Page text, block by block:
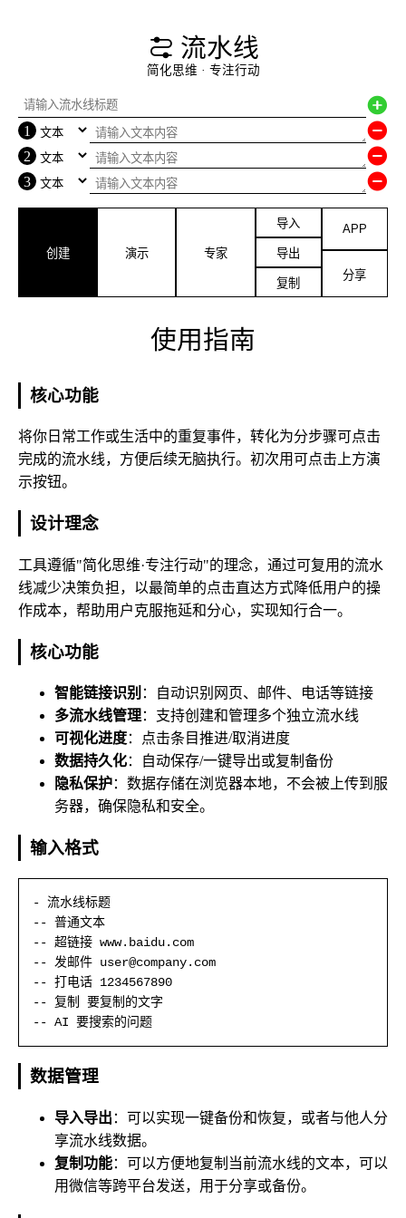
 流水线
简化思维 · 专注行动

1 
2 
3 
创建 演示 专家
导入
导出
复制
APP
分享
使用指南
核心功能
将你日常工作或生活中的重复事件，转化为分步骤可点击
完成的流水线，方便后续无脑执行。初次用可点击上方演
示按钮。
设计理念
工具遵循"简化思维·专注行动"的理念，通过可复用的流水
线减少决策负担，以最简单的点击直达方式降低用户的操
作成本，帮助用户克服拖延和分心，实现知行合一。
核心功能
智能链接识别 ：自动识别网页、邮件、电话等链接
多流水线管理：支持创建和管理多个独立流水线
可视化进度：点击条目推进/取消进度
数据持久化：自动保存/一键导出或复制备份
隐私保护：数据存储在浏览器本地，不会被上传到服
务器，确保隐私和安全。
输入格式
- 流水线标题
-- 普通文本
-- 超链接 www.baidu.com
-- 发邮件 user@company.com
-- 打电话 1234567890
-- 复制 要复制的文字
-- AI 要搜索的问题
数据管理
导入导出 ：可以实现一键备份和恢复，或者与他人分
享流水线数据。
复制功能：可以方便地复制当前流水线的文本，可以
用微信等跨平台发送，用于分享或备份。